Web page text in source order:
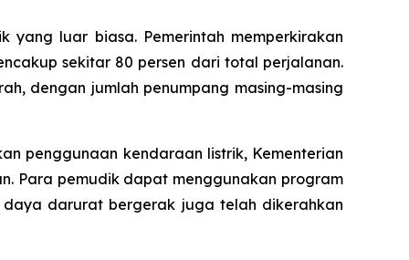
yang luar biasa. Pemerintah memperkirakan
sekitar 80 persen dari total perjalanan.
dengan jumlah penumpang masing-masing
penggunaan kendaraan listrik, Kementerian
Para pemudik dapat menggunakan program
daya darurat bergerak juga telah dikerahkan